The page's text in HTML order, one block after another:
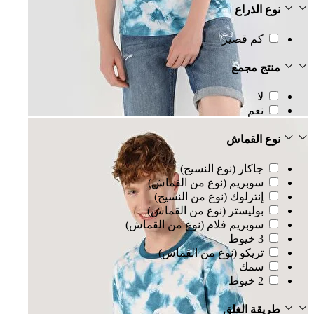
نوع الذراع
كم قصير
منتج مجمع
لا
نعم
نوع القماش
جاكار (نوع النسيج)
سوبريم (نوع من القماش)
إنترلوك (نوع من النسيج)
بوليستر (نوع من القماش)
سوبريم فلام (نوع من القماش)
3 خيوط
تريكو (نوع من القماش)
سمك
2 خيوط
طريقة الغلق